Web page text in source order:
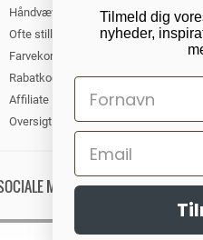
Håndvævede tørklæder og sjaler
Ofte stillede spørgsmål om cashmere
Farvekort - oversigt over alle vores
Rabatkode til PashminaWear
Affiliate Partner
Oversigt
MEDIER
Tilmeld dig
nyheder,